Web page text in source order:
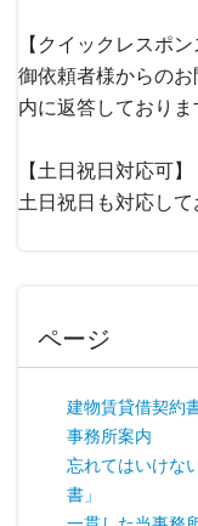
【クイックレスポン
御依頼者様からの
内に返答しておりま
【土日祝日対応可】
土日祝日も対応して
ページ
建物賃貸借契約
事務所案内
忘れてはいけな
書」